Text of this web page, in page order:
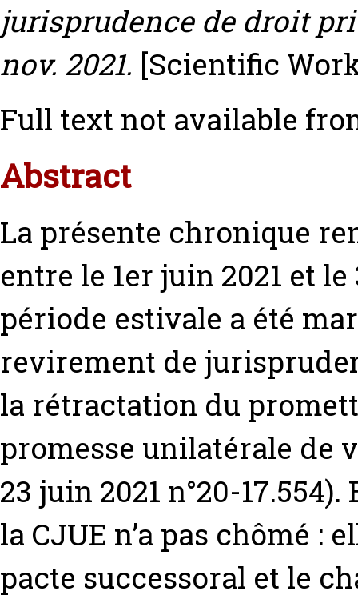
jurisprudence de droit
nov. 2021. [Scientific
Full text not available
Abstract
La présente chronique
entre le 1er juin 2021 et
période estivale a été
revirement de
la rétractation du
promesse unilatérale de
23 juin 2021 n°20-
la CJUE n’a pas chômé :
pacte successoral et le